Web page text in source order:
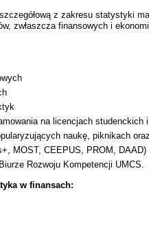
z zakresu statystyki
zwłaszcza finansowych i
na licencjach studenckich
naukę, piknikach
MOST, CEEPUS, PROM, DAAD)
Rozwoju Kompetencji UMCS.
w finansach: